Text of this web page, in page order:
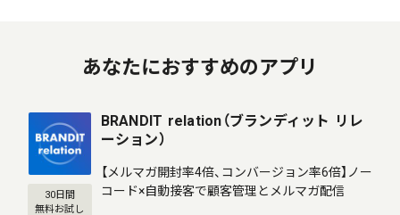
あなたにおすすめのアプリ
30日間
無料お試し
BRANDIT relation（ブランディット リレ
ーション）
【メルマガ開封率4倍、コンバージョン率6倍】ノー
コード×自動接客で顧客管理とメルマガ配信